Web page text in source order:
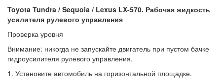
Toyota Tundra / Sequoia / Lexus LX-570. Рабочая жидкость
усилителя рулевого управления
Проверка уровня
Внимание: никогда не запускайте двигатель при пустом бачке
гидроусилителя рулевого управления.
1. Установите автомобиль на горизонтальной площадке.